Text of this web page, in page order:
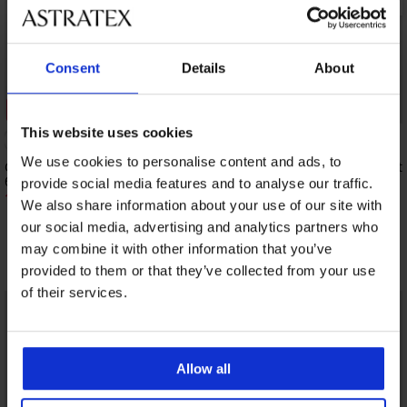
Consent Details About
This website uses cookies
We use cookies to personalise content and ads, to
provide social media features and to analyse our traffic.
We also share information about your use of our site with
our social media, advertising and analytics partners who
may combine it with other information that you’ve
provided to them or that they’ve collected from your use
of their services.
Allow all
Сутиен Soft Lace II подплатен без
банели
18,50 €
(36,18 лв.) 36,99 €
Сутиен Spacer
40,99 €(80,17 лв.)
Открийте подобни артикули
LIMITED